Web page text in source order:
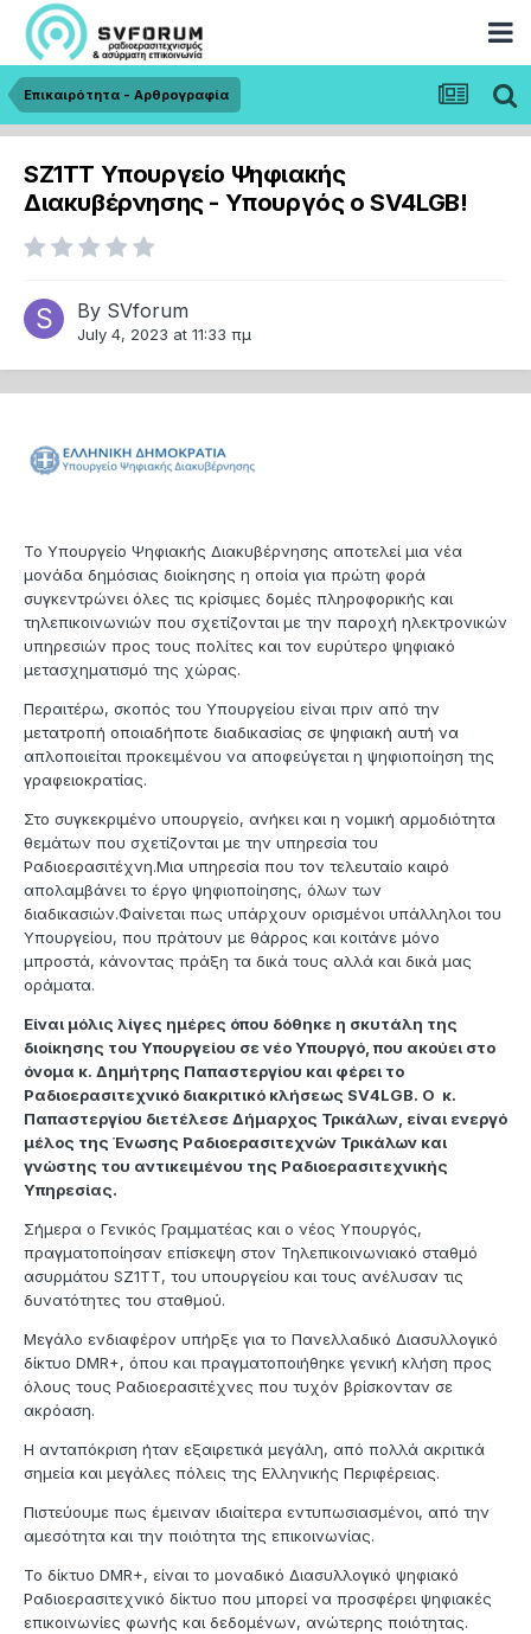
Επικαιρότητα - Αρθρογραφία
SZ1TT Υπουργείο Ψηφιακής
Διακυβέρνησης - Υπουργός ο SV4LGB!
By SVforum
July 4, 2023 at 11:33 πμ
Το Υπουργείο Ψηφιακής Διακυβέρνησης αποτελεί μια νέα
μονάδα δημόσιας διοίκησης η οποία για πρώτη φορά
συγκεντρώνει όλες τις κρίσιμες δομές πληροφορικής και
τηλεπικοινωνιών που σχετίζονται με την παροχή ηλεκτρονικών
υπηρεσιών προς τους πολίτες και τον ευρύτερο ψηφιακό
μετασχηματισμό της χώρας.
Περαιτέρω, σκοπός του Υπουργείου είναι πριν από την
μετατροπή οποιαδήποτε διαδικασίας σε ψηφιακή αυτή να
απλοποιείται προκειμένου να αποφεύγεται η ψηφιοποίηση της
γραφειοκρατίας.
Στο συγκεκριμένο υπουργείο, ανήκει και η νομική αρμοδιότητα
θεμάτων που σχετίζονται με την υπηρεσία του
Ραδιοερασιτέχνη.Μια υπηρεσία που τον τελευταίο καιρό
απολαμβάνει το έργο ψηφιοποίησης, όλων των
διαδικασιών.Φαίνεται πως υπάρχουν ορισμένοι υπάλληλοι του
Yπουργείου, που πράτουν με θάρρος και κοιτάνε μόνο
μπροστά, κάνοντας πράξη τα δικά τους αλλά και δικά μας
οράματα.
Είναι μόλις λίγες ημέρες όπου δόθηκε η σκυτάλη της
διοίκησης του Yπουργείου σε νέο Υπουργό, που ακούει στο
όνομα κ. Δημήτρης Παπαστεργίου και φέρει το
Ραδιοερασιτεχνικό διακριτικό κλήσεως SV4LGB. Ο κ.
Παπαστεργίου διετέλεσε Δήμαρχος Τρικάλων, είναι ενεργό
μέλος της Ένωσης Ραδιοερασιτεχνών Τρικάλων και
γνώστης του αντικειμένου της Ραδιοερασιτεχνικής
Υπηρεσίας.
Σήμερα ο Γενικός Γραμματέας και ο νέος Υπουργός,
πραγματοποίησαν επίσκεψη στον Τηλεπικοινωνιακό σταθμό
ασυρμάτου SZ1TT, του υπουργείου και τους ανέλυσαν τις
δυνατότητες του σταθμού.
Μεγάλο ενδιαφέρον υπήρξε για το Πανελλαδικό Διασυλλογικό
δίκτυο DMR+, όπου και πραγματοποιήθηκε γενική κλήση προς
όλους τους Ραδιοερασιτέχνες που τυχόν βρίσκονταν σε
ακρόαση.
Η ανταπόκριση ήταν εξαιρετικά μεγάλη, από πολλά ακριτικά
σημεία και μεγάλες πόλεις της Ελληνικής Περιφέρειας.
Πιστεύουμε πως έμειναν ιδιαίτερα εντυπωσιασμένοι, από την
αμεσότητα και την ποιότητα της επικοινωνίας.
Το δίκτυο DMR+, είναι το μοναδικό Διασυλλογικό ψηφιακό
Ραδιοερασιτεχνικό δίκτυο που μπορεί να προσφέρει ψηφιακές
επικοινωνίες φωνής και δεδομένων, ανώτερης ποιότητας.